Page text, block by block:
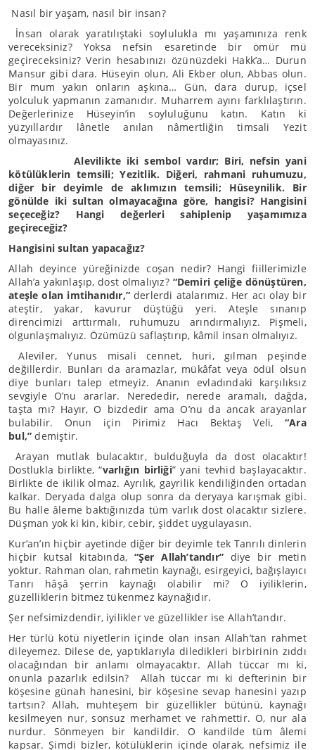
Nasıl bir yaşam, nasıl bir insan?
İnsan olarak yaratılıştaki soylulukla mı yaşamınıza renk
vereceksiniz? Yoksa nefsin esaretinde bir ömür mü
geçireceksiniz? Verin hesabınızı özünüzdeki Hakk’a… Durun
Mansur gibi dara. Hüseyin olun, Ali Ekber olun, Abbas olun.
Bir mum yakın onların aşkına… Gün, dara durup, içsel
yolculuk yapmanın zamanıdır. Muharrem ayını farklılaştırın.
Değerlerinize Hüseyin’in soyluluğunu katın. Katın ki
yüzyıllardır lânetle anılan nâmertliğin timsali Yezit
olmayasınız.
Alevilikte iki sembol vardır; Biri, nefsin yani
kötülüklerin temsili; Yezitlik. Diğeri, rahmani ruhumuzu,
diğer bir deyimle de aklımızın temsili; Hüseynilik. Bir
gönülde iki sultan olmayacağına göre, hangisi? Hangisini
seçeceğiz? Hangi değerleri sahiplenip yaşamımıza
geçireceğiz?
Hangisini sultan yapacağız?
Allah deyince yüreğinizde coşan nedir? Hangi fiillerimizle
Allah’a yakınlaşıp, dost olmalıyız? “Demiri çeliğe dönüştüren,
ateşle olan imtihanıdır,”derlerdi atalarımız. Her acı olay bir
ateştir, yakar, kavurur düştüğü yeri. Ateşle sınanıp
direncimizi arttırmalı, ruhumuzu arındırmalıyız. Pişmeli,
olgunlaşmalıyız. Özümüzü saflaştırıp, kâmil insan olmalıyız.
Aleviler, Yunus misali cennet, huri, gılman peşinde
değillerdir. Bunları da aramazlar, mükâfat veya ödül olsun
diye bunları talep etmeyiz. Ananın evladındaki karşılıksız
sevgiyle O’nu ararlar. Nerededir, nerede aramalı, dağda,
taşta mı? Hayır, O bizdedir ama O’nu da ancak arayanlar
bulabilir. Onun için Pirimiz Hacı Bektaş Veli,“Ara
bul,” demiştir.
Arayan mutlak bulacaktır, bulduğuyla da dost olacaktır!
Dostlukla birlikte, “varlığın birliği” yani tevhid başlayacaktır.
Birlikte de ikilik olmaz. Ayrılık, gayrilik kendiliğinden ortadan
kalkar. Deryada dalga olup sonra da deryaya karışmak gibi.
Bu halle âleme baktığınızda tüm varlık dost olacaktır sizlere.
Düşman yok ki kin, kibir, cebir, şiddet uygulayasın.
Kur’an’ın hiçbir ayetinde diğer bir deyimle tek Tanrılı dinlerin
hiçbir kutsal kitabında, “Şer Allah’tandır” diye bir metin
yoktur. Rahman olan, rahmetin kaynağı, esirgeyici, bağışlayıcı
Tanrı hâşâ şerrin kaynağı olabilir mi? O iyiliklerin,
güzelliklerin bitmez tükenmez kaynağıdır.
Şer nefsimizdendir, iyilikler ve güzellikler ise Allah’tandır.
Her türlü kötü niyetlerin içinde olan insan Allah’tan rahmet
dileyemez. Dilese de, yaptıklarıyla diledikleri birbirinin zıddı
olacağından bir anlamı olmayacaktır. Allah tüccar mı ki,
onunla pazarlık edilsin? Allah tüccar mı ki defterinin bir
köşesine günah hanesini, bir köşesine sevap hanesini yazıp
tartsın? Allah, muhteşem bir güzellikler bütünü, kaynağı
kesilmeyen nur, sonsuz merhamet ve rahmettir. O, nur ala
nurdur. Sönmeyen bir kandildir. O kandilde tüm âlemi
kapsar. Şimdi bizler, kötülüklerin içinde olarak, nefsimiz ile